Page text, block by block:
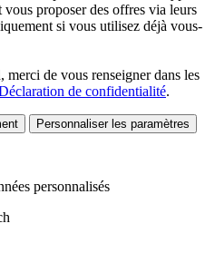
vous proposer des offres via leurs
si vous utilisez déjà vous-
de vous renseigner dans les
de confidentialité.
Personnaliser les paramètres
personnalisés